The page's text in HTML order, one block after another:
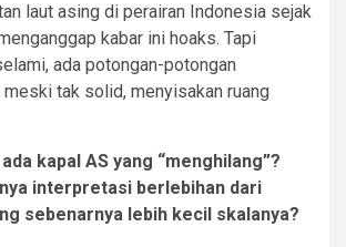
laut asing di perairan Indonesia sejak
kabar ini hoaks. Tapi
ada potongan-potongan
tak solid, menyisakan ruang
kapal AS yang “menghilang”?
interpretasi berlebihan dari
sebenarnya lebih kecil skalanya?